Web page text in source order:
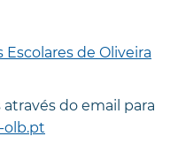
de Oliveira
do email para
olb.pt